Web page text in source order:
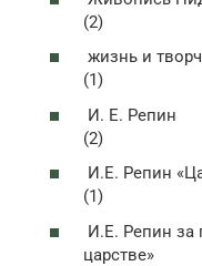
(2)
жизнь и
(1)
И. Е. Репин
(2)
И.Е. Репин
(1)
И.Е. Репин за
царстве»